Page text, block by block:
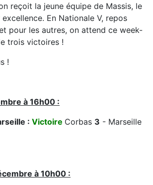
reçoit la jeune équipe de Massis, le
En Nationale V, repos
pour les autres, on attend ce week-
trois victoires !
!
à 16h00 :
: Victoire Corbas 3 - Marseille
à 10h00 :